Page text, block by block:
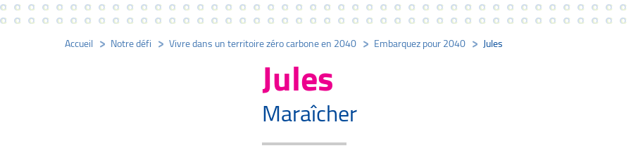
Accueil Notre défi Vivre dans un territoire zéro carbone en 2040 Embarquez pour 2040 Jules
Jules
Maraîcher